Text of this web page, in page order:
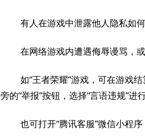
有人在游戏中泄露他人隐私如
在网络游戏内遭遇侮辱谩骂，
如“王者荣耀”游戏，可在游戏
旁的“举报”按钮，选择“言语违规”进
也可打开“腾讯客服”微信小程